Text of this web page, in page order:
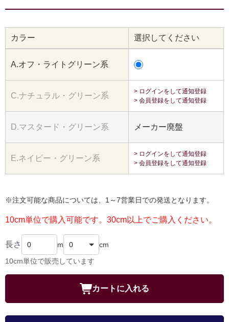
カラー 選択してください
A.オフ・ライトグリーン系
C.ナチュラル・グリーン系
> ログインをして通知登録
> 会員登録をして通知登録
D.マスタード・グリーン系 メーカー廃盤
E.ネイビー・グリーン系
> ログインをして通知登録
> 会員登録をして通知登録
※注文可能な商品については、1～7営業日での発送となります。
10cm単位で購入可能です。30cm以上でご購入ください。
長さ m cm
10cm単位で販売しています
カートに入れる